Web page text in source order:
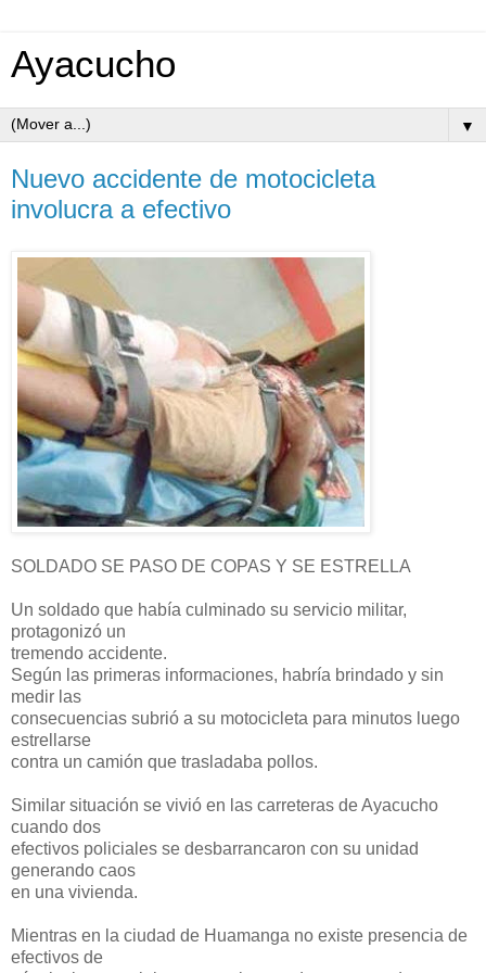
Ayacucho
▼
Nuevo accidente de motocicleta
involucra a efectivo
SOLDADO SE PASO DE COPAS Y SE ESTRELLA
Un soldado que había culminado su servicio militar,
protagonizó un
tremendo accidente.
Según las primeras informaciones, habría brindado y sin
medir las
consecuencias subrió a su motocicleta para minutos luego
estrellarse
contra un camión que trasladaba pollos.
Similar situación se vivió en las carreteras de Ayacucho
cuando dos
efectivos policiales se desbarrancaron con su unidad
generando caos
en una vivienda.
Mientras en la ciudad de Huamanga no existe presencia de
efectivos de